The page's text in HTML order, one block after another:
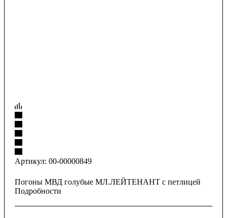
Артикул: 00-00000849
Погоны МВД голубые МЛ.ЛЕЙТЕНАНТ с петлицей
Подробности